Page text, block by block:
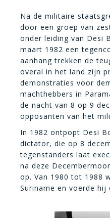
Na de militaire
door een groep van
onder leiding van Desi
maart 1982 een
aanhang trekken de
overal in het land zijn
demonstraties voor
machthebbers in
de nacht van 8 op 9
opposanten van het
In 1982 ontpopt Desi
dictator, die op 8
tegenstanders laat
na deze
op. Van 1980 tot 1988
Suriname en voerde hij